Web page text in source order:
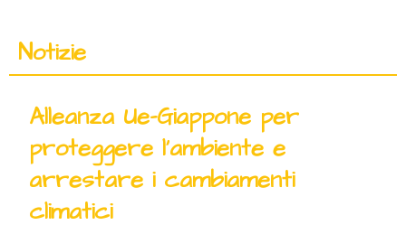
Notizie
Alleanza Ue-Giappone per
proteggere l’ambiente e
arrestare i cambiamenti
climatici